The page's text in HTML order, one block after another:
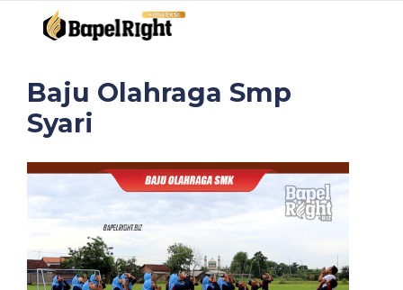
Baju Olahraga Smp
Syari